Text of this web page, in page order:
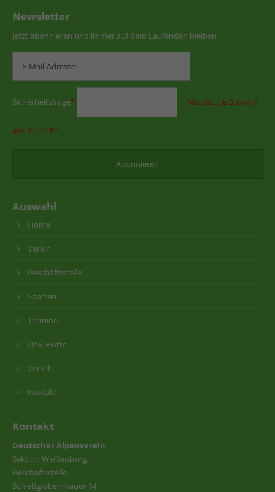
Newsletter
Jetzt abonnieren und immer auf dem Laufenden bleiben
Sicherheitsfrage* Was ist die Summe
aus 3 und 8?
Auswahl
Home
Verein
Geschäftsstelle
Sparten
Termine
DAV-Hütte
Verleih
Kontakt
Kontakt
Deutscher Alpenverein
Sektion Weißenburg,
Geschäftsstelle
Schießgrabenmauer 14